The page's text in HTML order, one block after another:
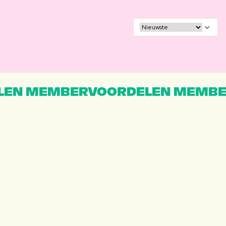
MEMBERVOORDELEN